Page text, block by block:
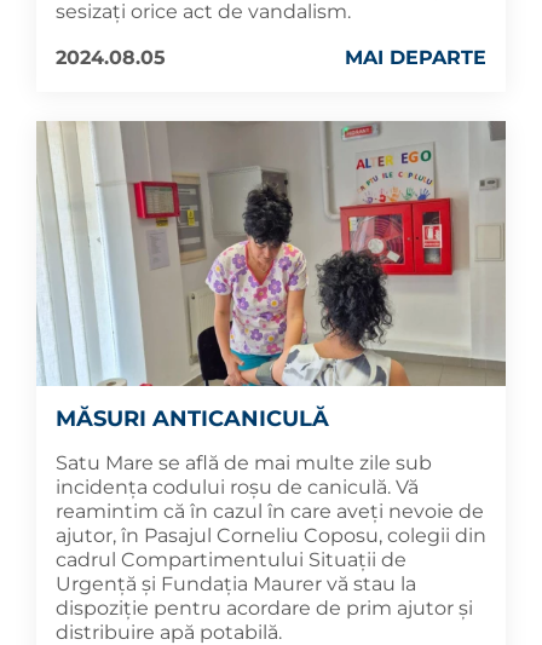
sesizați orice act de vandalism.
2024.08.05
MAI DEPARTE
MĂSURI ANTICANICULĂ
Satu Mare se află de mai multe zile sub
incidența codului roșu de caniculă. Vă
reamintim că în cazul în care aveți nevoie de
ajutor, în Pasajul Corneliu Coposu, colegii din
cadrul Compartimentului Situații de
Urgență și Fundația Maurer vă stau la
dispoziție pentru acordare de prim ajutor și
distribuire apă potabilă.